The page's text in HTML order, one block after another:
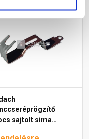
sajtolt sima